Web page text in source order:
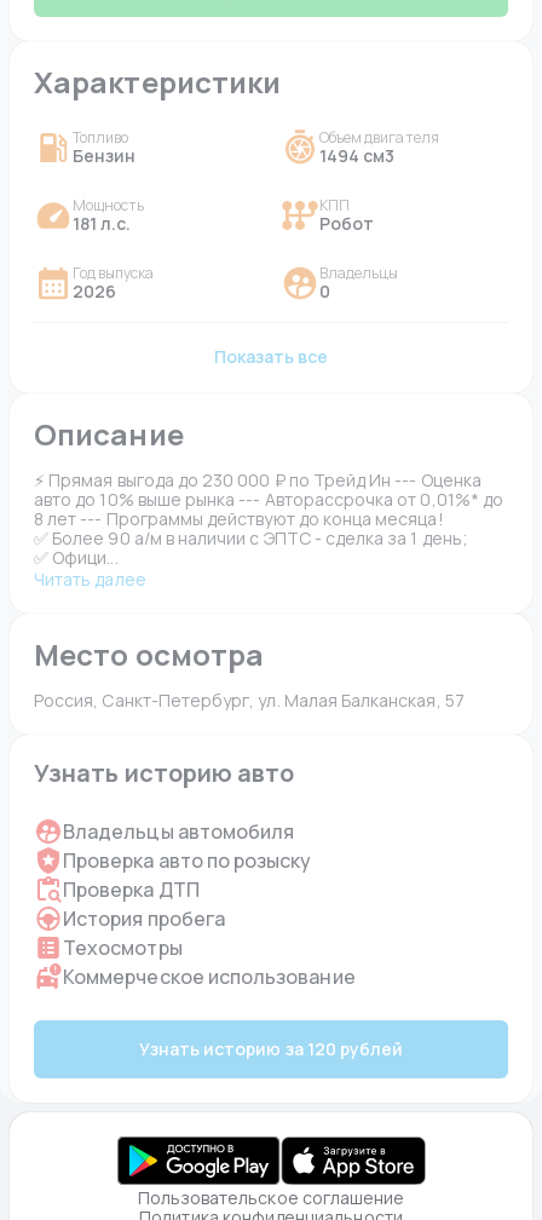
Характеристики
Топливо
Бензин
Объем двигателя
1494 см3
Мощность
181 л.с.
КПП
Робот
Год выпуска
2026
Владельцы
0
Показать все
Описание
⚡ Прямая выгода до 230 000 ₽ по Трейд Ин --- Оценка
авто до 10% выше рынка --- Авторассрочка от 0,01%* до
8 лет --- Программы действуют до конца месяца!
✅ Болee 90 а/м в наличии с ЭПTС - сдeлкa за 1 дeнь;
✅ Oфици...
Читать далее
Место осмотра
Россия, Санкт-Петербург, ул. Малая Балканская, 57
Узнать историю авто
Владельцы автомобиля
Проверка авто по розыску
Проверка ДТП
История пробега
Техосмотры
Коммерческое использование
Узнать историю за 120 рублей
Пользовательское соглашение